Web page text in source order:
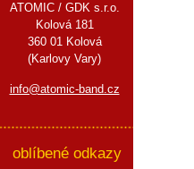
ATOMIC / GDK s.r.o.
Kolová 181
360 01 Kolová
(Karlovy Vary)
info@atomic-band.cz
oblíbené odkazy